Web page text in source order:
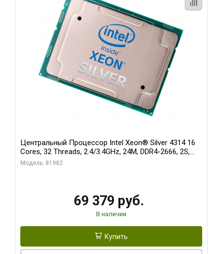
Центральный Процессор Intel Xeon® Silver 4314 16
Cores, 32 Threads, 2.4/3.4GHz, 24M, DDR4-2666, 2S,
135W
Модель: 81982
69 379 руб.
В наличии
Купить